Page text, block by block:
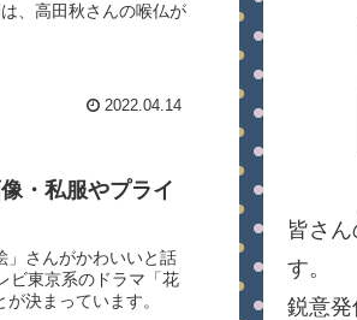
、高田秋さんの喉仏が
2022.04.14
・私服やプライ
」さんがかわいいと話
ビ東京系のドラマ「花
決まっています。
皆さ
す。
鋭意発